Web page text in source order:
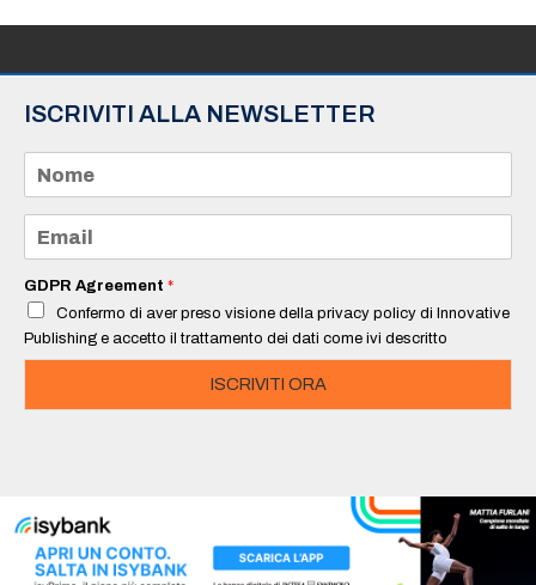
ISCRIVITI ALLA NEWSLETTER
m
e
a
i
*
GDPR Agreement *
Confermo di aver preso visione della privacy policy di Innovative
Publishing e accetto il trattamento dei dati come ivi descritto
ISCRIVITI ORA